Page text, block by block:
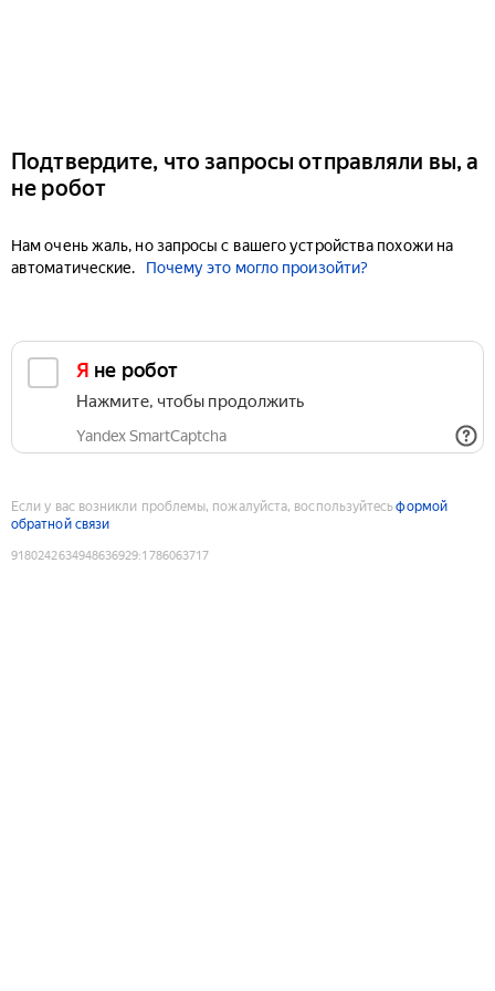
Подтвердите, что запросы отправляли вы, а
не робот
Нам очень жаль, но запросы с вашего устройства похожи на
автоматические.
Почему это могло произойти?
Я не робот
Нажмите, чтобы продолжить
Yandex SmartCaptcha
Если у вас возникли проблемы, пожалуйста, воспользуйтесьформой
обратной связи
9180242634948636929:1786063717